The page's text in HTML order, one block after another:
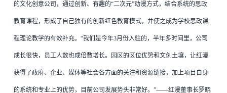
的文化创意公司，通过创新、有趣的“二次元”动漫方式，结合系统的思政
教育课程，形成了自己独有的创新红色教育模式，并使之成为学校思政课
程理论教学的有效补充。“我们是今年3月份入驻的，半年多时间里，公司
成长很快，员工人数也成倍数增长。园区的区位优势和文创土壤，让红漫
获得了政府、企业、媒体等社会各方面的关注和资源链接，加上项目自身
的系统和专业上的优势，目前公司发展势头非常好。”——红漫董事长罗晓